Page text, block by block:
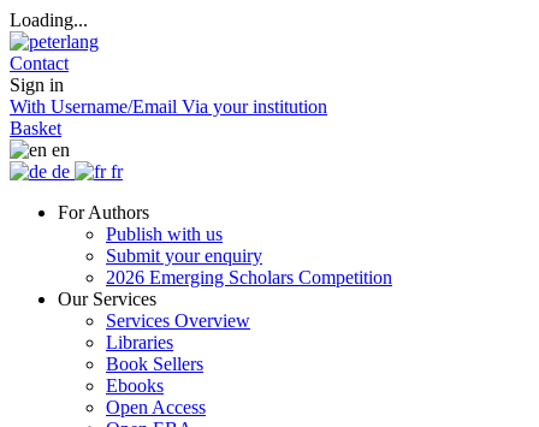
Loading...
Contact
Sign in
With Username/Email Via your institution
Basket
en
de
fr
For Authors
Publish with us
Submit your enquiry
2026 Emerging Scholars Competition
Our Services
Services Overview
Libraries
Book Sellers
Ebooks
Open Access